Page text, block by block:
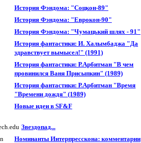
История Фэндома: "Соцкон-89"
История Фэндома: "Еврокон-90"
История Фэндома: "Чумацький шлях - 91"
История фантастики: И. Халымбаджа "Да
здравствует вымысел!" (1991)
История фантастики: Р.Арбитман "В чем
провинился Ваня Присыпкин" (1989)
История фантастики: Р.Арбитман "Время
"Времени дождя" (1989)
Hовые идеи в SF&F
Звездопад...
Hоминанты Интерпресскона: комментарии